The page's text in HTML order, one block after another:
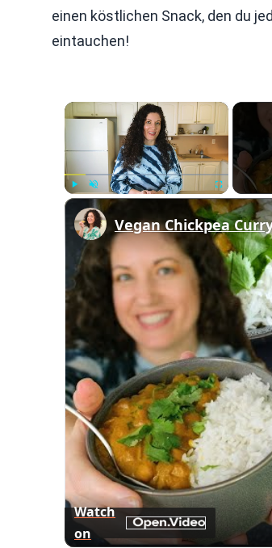
einen köstlichen Snack, den du
eintauchen!
×
Unmute Fullscreen
Vegan Chickpea
Watch
on